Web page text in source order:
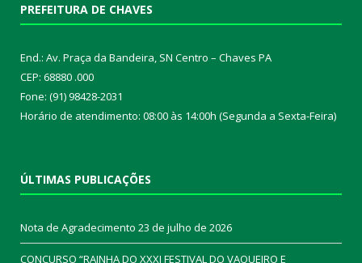
PREFEITURA DE CHAVES
End.: Av. Praça da Bandeira, SN Centro – Chaves PA
CEP: 68880 .000
Fone: (91) 98428-2031
Horário de atendimento: 08:00 às 14:00h (Segunda a Sexta-Feira)
ÚLTIMAS PUBLICAÇÕES
Nota de Agradecimento 23 de julho de 2026
CONCURSO “RAINHA DO XXXI FESTIVAL DO VAQUEIRO E